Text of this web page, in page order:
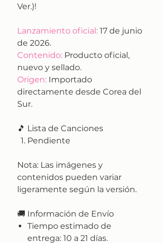
Ver.)!
Lanzamiento oficial: 17 de junio
de 2026.
Contenido: Producto oficial,
nuevo y sellado.
Origen: Importado
directamente desde Corea del
Sur.
🎵 Lista de Canciones
Pendiente
Nota: Las imágenes y
contenidos pueden variar
ligeramente según la versión.
🚚 Información de Envío
Tiempo estimado de
entrega: 10 a 21 días.